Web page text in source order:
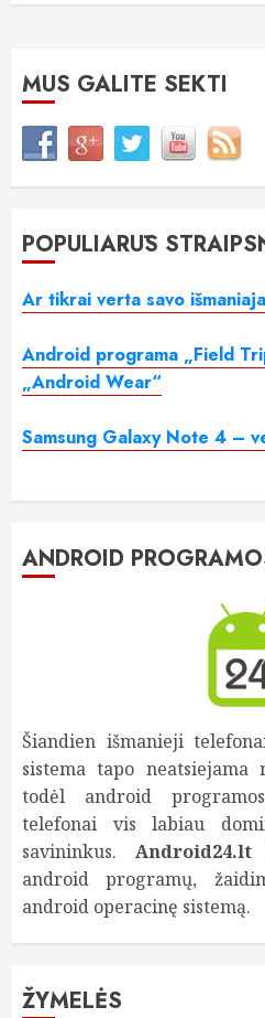
MUS GALITE SEKTI
POPULIARŪS
Ar tikrai verta savo
Android programa „Field
„Android Wear“
Samsung Galaxy Note 4 –
ANDROID
Šiandien išmanieji
sistema tapo neatsiejama
todėl android
telefonai vis labiau
savininkus. Android24.lt
android programų,
android operacinę sistemą.
ŽYMELĖS